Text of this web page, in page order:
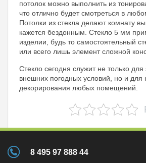
потолок можно выполнить из
что отлично будет смотреться в
Потолки из стекла делают комнату
кажется бездонным. Стекло 5 мм
изделии, будь то самостоятельный
или всего лишь элемент сложной
Стекло сегодня служит не только
внешних погодных условий, но и для
декорирования любых помещений.
8 495 97 888 44